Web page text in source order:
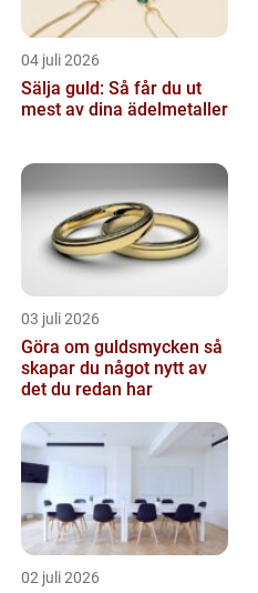
04 juli 2026
Sälja guld: Så får du ut
mest av dina ädelmetaller
03 juli 2026
Göra om guldsmycken så
skapar du något nytt av
det du redan har
02 juli 2026